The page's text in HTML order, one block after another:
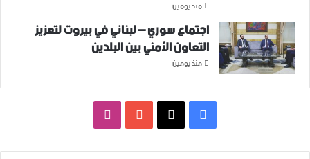
منذ يومين
اجتماع سوري – لبناني في بيروت لتعزيز
التعاون ‏الأمني ‏بين البلدين
منذ يومين
فيسبوك ‫YouTube